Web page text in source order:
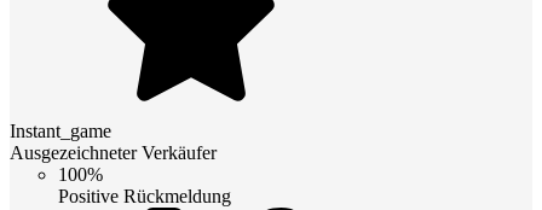
Instant_game
Ausgezeichneter Verkäufer
100%
Positive Rückmeldung